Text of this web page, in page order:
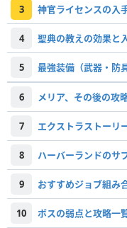
3 神官ライセンスの入
4 聖典の教えの効果と
5 最強装備（武器・防
6 メリア、その後の攻
7 エクストラストーリ
8 ハーバーランドのサ
9 おすすめジョブ組み
10 ボスの弱点と攻略一